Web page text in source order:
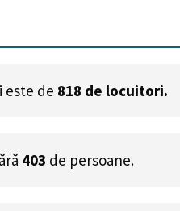
este de 818 de locuitori.
403 de persoane.